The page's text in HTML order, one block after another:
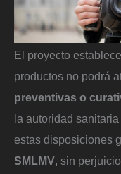
El proyecto
productos no podrá
preventivas o
la autoridad
estas disposiciones
SMLMV, sin